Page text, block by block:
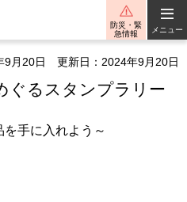
防災・緊
急情報
メニュー
9月20日 更新日：2024年9月20日
ぐるスタンプラリー
手に入れよう～